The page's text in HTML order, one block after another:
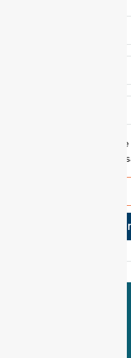
En soumettant
Conditions